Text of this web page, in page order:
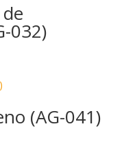
032)
(AG-041)